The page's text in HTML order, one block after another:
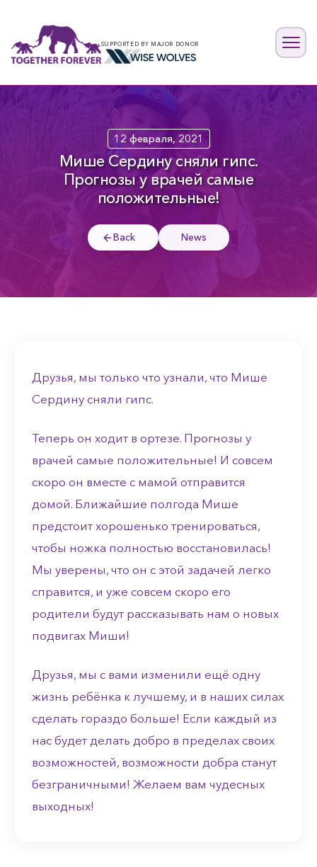
SUPPORTED BY MAJOR DONOR
12 февраля, 2021
Мише Сердину сняли гипс.
Прогнозы у врачей самые
положительные!
Back News
Друзья, мы только что узнали, что Мише
Сердину сняли гипс.
Теперь он ходит в ортезе. Прогнозы у
врачей самые положительные! И совсем
скоро он вместе с мамой отправится
домой. Ближайшие полгода Мише
предстоит хорошенько тренироваться,
чтобы ножка полностью восстановилась!
Мы уверены, что он с этой задачей легко
справится, и уже совсем скоро его
родители будут рассказывать нам о новых
подвигах Миши!
Друзья, мы с вами изменили ещё одну
жизнь ребёнка к лучшему, и в наших силах
сделать гораздо больше! Если каждый из
нас будет делать добро в пределах своих
возможностей, возможности добра станут
безграничными! Желаем вам чудесных
выходных!